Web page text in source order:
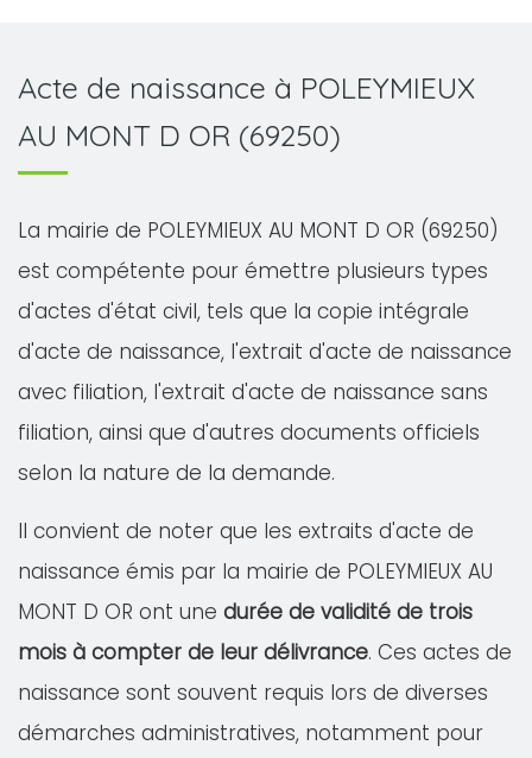
Acte de naissance à POLEYMIEUX
AU MONT D OR (69250)
La mairie de POLEYMIEUX AU MONT D OR (69250)
est compétente pour émettre plusieurs types
d'actes d'état civil, tels que la copie intégrale
d'acte de naissance, l'extrait d'acte de naissance
avec filiation, l'extrait d'acte de naissance sans
filiation, ainsi que d'autres documents officiels
selon la nature de la demande.
Il convient de noter que les extraits d'acte de
naissance émis par la mairie de POLEYMIEUX AU
MONT D OR ont une durée de validité de trois
mois à compter de leur délivrance. Ces actes de
naissance sont souvent requis lors de diverses
démarches administratives, notamment pour